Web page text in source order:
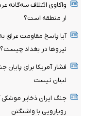
واکاوی ائتلاف سه‌گانه
ار منطقه است؟
آیا پاسخ مقاومت عراق
نیروها در بغداد چیست؟
فشار آمریکا برای
لبنان نیست
جنگ ایران ذخایر موشکی
رویارویی با واشنگتن